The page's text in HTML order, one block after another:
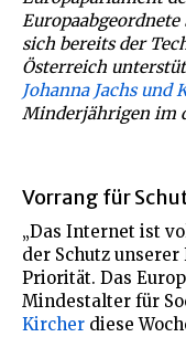
Europaabgeordnete
sich bereits der
Österreich
Johanna Jachs und
Minderjährigen im
Vorrang für
„Das Internet ist
der Schutz
Priorität. Das
Mindestalter für
Kircher diese